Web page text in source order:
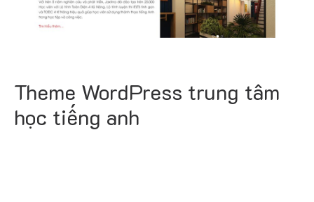
Theme WordPress trung tâm
học tiếng anh